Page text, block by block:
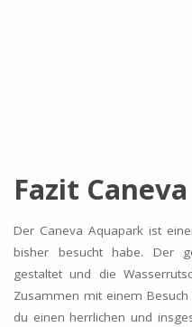
Fazit
Der Caneva Aquapark ist
bisher besucht habe. Der
gestaltet und die
Zusammen mit einem
du einen herrlichen und